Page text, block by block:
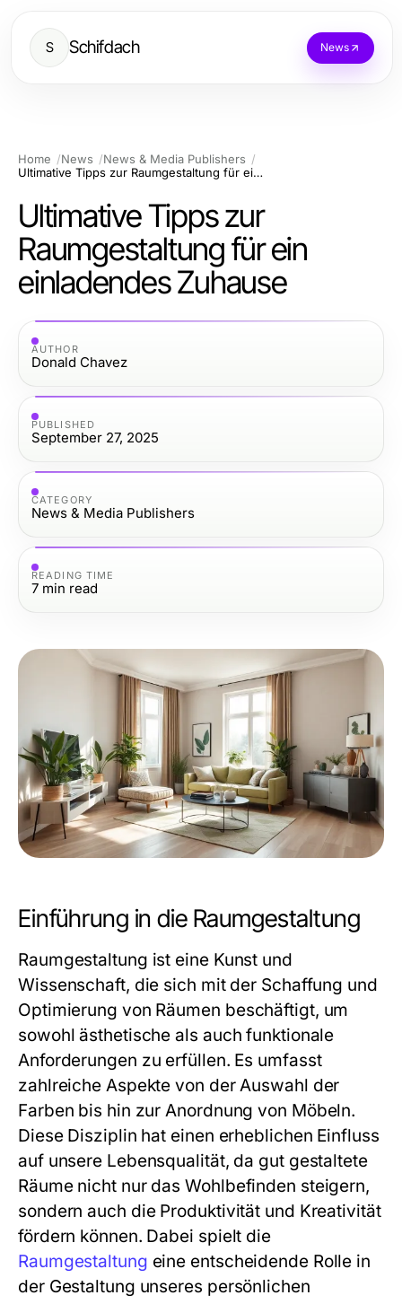
S Schifdach News
Home News
News & Media Publishers
Ultimative Tipps zur Raumgestaltung für ein einladendes Zuhause
Ultimative Tipps zur
Raumgestaltung für ein
einladendes Zuhause
AUTHOR
Donald Chavez
PUBLISHED
September 27, 2025
CATEGORY
News & Media Publishers
READING TIME
7 min read
Einführung in die Raumgestaltung
Raumgestaltung ist eine Kunst und
Wissenschaft, die sich mit der Schaffung und
Optimierung von Räumen beschäftigt, um
sowohl ästhetische als auch funktionale
Anforderungen zu erfüllen. Es umfasst
zahlreiche Aspekte von der Auswahl der
Farben bis hin zur Anordnung von Möbeln.
Diese Disziplin hat einen erheblichen Einfluss
auf unsere Lebensqualität, da gut gestaltete
Räume nicht nur das Wohlbefinden steigern,
sondern auch die Produktivität und Kreativität
fördern können. Dabei spielt die
Raumgestaltung eine entscheidende Rolle in
der Gestaltung unseres persönlichen